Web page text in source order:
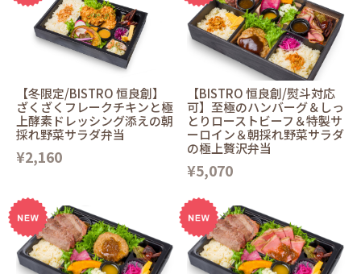
【冬限定/BISTRO 恒良創】
ざくざくフレークチキンと極
上酵素ドレッシング添えの朝
採れ野菜サラダ弁当
¥2,160
【BISTRO 恒良創/熨斗対応
可】至極のハンバーグ＆しっ
とりローストビーフ＆特製サ
ーロイン＆朝採れ野菜サラダ
の極上贅沢弁当
¥5,070